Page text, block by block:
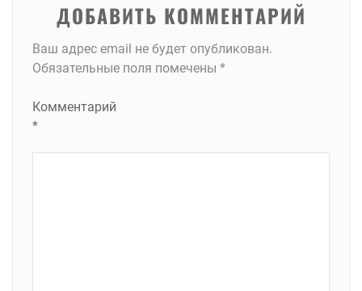
ДОБАВИТЬ КОММЕНТАРИЙ
Ваш адрес email не будет опубликован.
Обязательные поля помечены *
Комментарий
*